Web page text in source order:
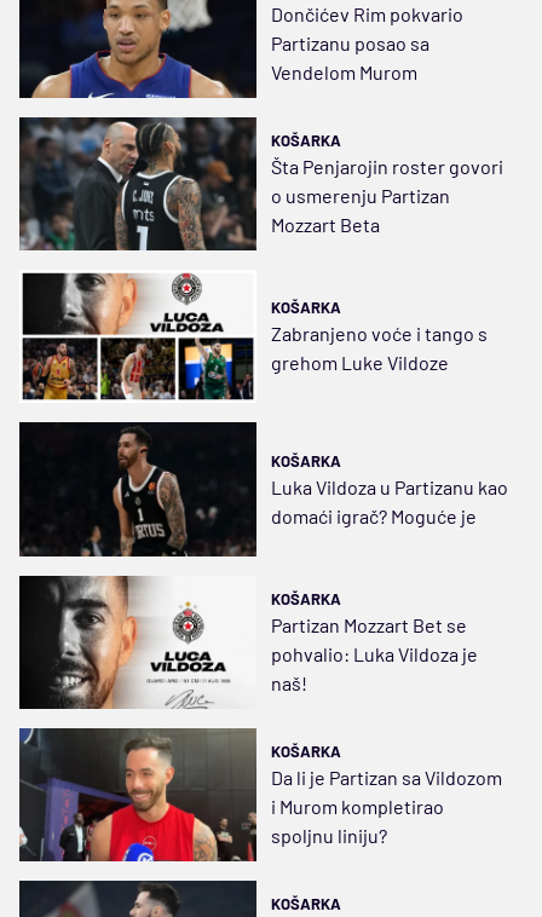
Dončićev Rim pokvario
Partizanu posao sa
Vendelom Murom
KOŠARKA
Šta Penjarojin roster govori
o usmerenju Partizan
Mozzart Beta
KOŠARKA
Zabranjeno voće i tango s
grehom Luke Vildoze
KOŠARKA
Luka Vildoza u Partizanu kao
domaći igrač? Moguće je
KOŠARKA
Partizan Mozzart Bet se
pohvalio: Luka Vildoza je
naš!
KOŠARKA
Da li je Partizan sa Vildozom
i Murom kompletirao
spoljnu liniju?
KOŠARKA